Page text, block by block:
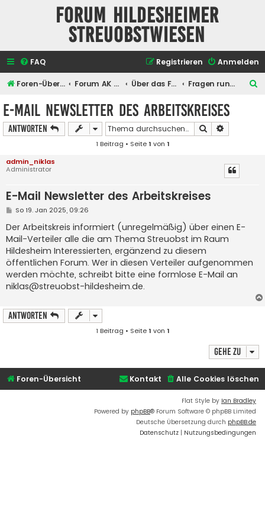
Forum Hildesheimer
Streuobstwiesen
FAQ Anmelden
Registrieren
Foren-Übersicht Forum AK Hildesheimer Streuobstwiesen Über das Forum selber Fragen rund um das Forum
E-Mail Newsletter des Arbeitskreises
Antworten Suche
1 Beitrag • Seite1 von 1
admin_niklas
Administrator
E-Mail Newsletter des Arbeitskreises
B
i
t
r
a
g
So 19. Jan 2025, 09:26
Der Arbeitskreis informiert (unregelmäßig) über einen E-
Mail-Verteiler alle die am Thema Streuobst im Raum
Hildesheim Interessierten, ergänzend zu diesem
öffentlichen Forum. Wer in diesen Verteiler aufgenommen
werden möchte, schreibt bitte eine formlose E-Mail an
niklas@streuobst-hildesheim.de.
Antworten
1 Beitrag • Seite1 von 1
Gehe zu
Foren-Übersicht Alle Cookies löschen
Kontakt
Flat Style by Ian Bradley
Powered by phpBB® Forum Software © phpBB Limited
Deutsche Übersetzung durch phpBB.de
Datenschutz | Nutzungsbedingungen